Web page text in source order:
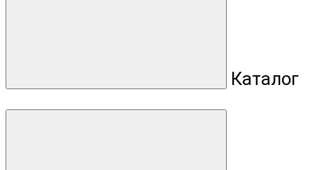
Каталог